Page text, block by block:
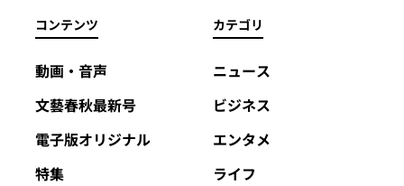
コンテンツ
動画・音声
文藝春秋最新号
電子版オリジナル
特集
カテゴリ
ニュース
ビジネス
エンタメ
ライフ